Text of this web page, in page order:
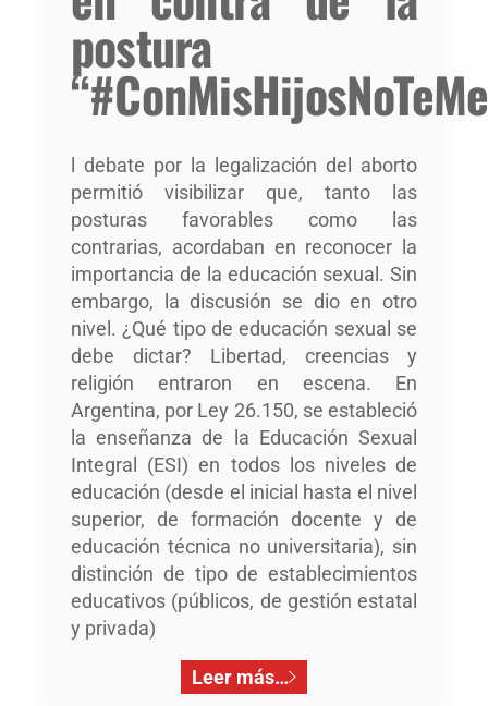
postura
l debate por la legalización del aborto
permitió visibilizar que, tanto las
posturas favorables como las
contrarias, acordaban en reconocer la
importancia de la educación sexual. Sin
embargo, la discusión se dio en otro
nivel. ¿Qué tipo de educación sexual se
debe dictar? Libertad, creencias y
religión entraron en escena. En
Argentina, por Ley 26.150, se estableció
la enseñanza de la Educación Sexual
Integral (ESI) en todos los niveles de
educación (desde el inicial hasta el nivel
superior, de formación docente y de
educación técnica no universitaria), sin
distinción de tipo de establecimientos
educativos (públicos, de gestión estatal
y privada)
Leer más…